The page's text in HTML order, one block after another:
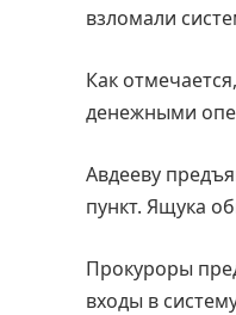
взломали
Как
денежными
Авдееву
пункт. Ящука
Прокуроры
входы в